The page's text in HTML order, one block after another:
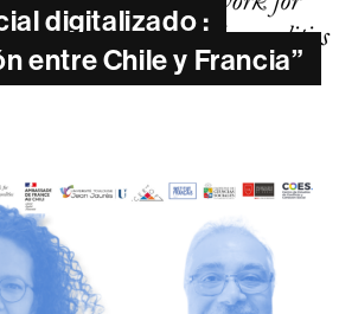
digitalizado :
entre Chile y Francia”